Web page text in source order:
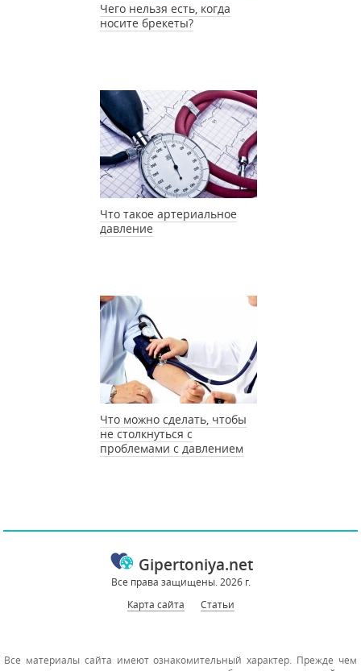
Чего нельзя есть, когда
носите брекеты?
Что такое артериальное
давление
Что можно сделать, чтобы
не столкнуться с
проблемами с давлением
Gipertoniya.net
Все права защищены. 2026 г.
Карта сайта
Статьи
Все материалы сайта имеют ознакомительный характер. Прежде чем